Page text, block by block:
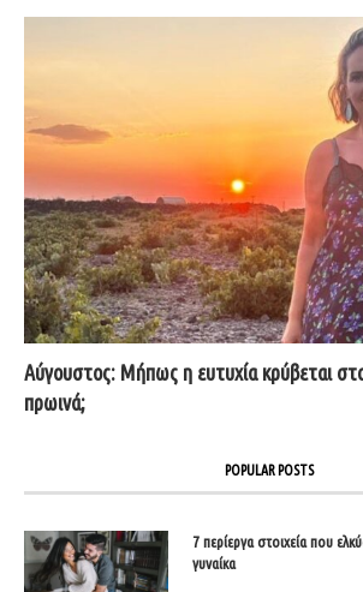
Αύγουστος: Μήπως η ευτυχία κρύβεται στα
πρωινά;
POPULAR POSTS
7 περίεργα στοιχεία που
γυναίκα